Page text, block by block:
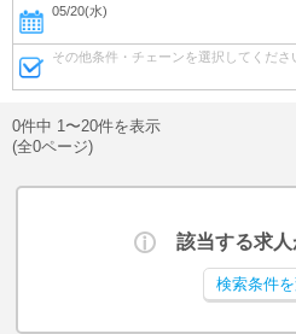
05/20(水)
その他条件・チェーンを選択してくださ
0件中 1〜20件を表示
(全0ページ)
該当する求
検索条件